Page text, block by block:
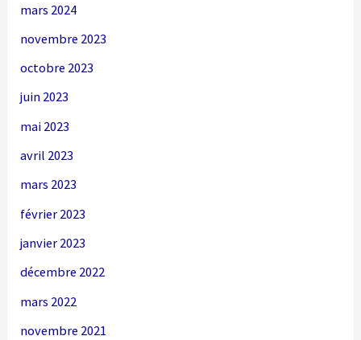
mars 2024
novembre 2023
octobre 2023
juin 2023
mai 2023
avril 2023
mars 2023
février 2023
janvier 2023
décembre 2022
mars 2022
novembre 2021